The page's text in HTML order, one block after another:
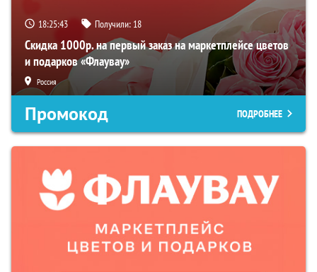
18:25:42 Получили: 18
Скидка 1000р. на первый заказ на маркетплейсе цветов
и подарков «Флаувау»
Россия
Промокод ПОДРОБНЕЕ